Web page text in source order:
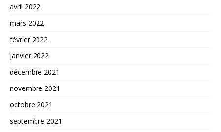
avril 2022
mars 2022
février 2022
janvier 2022
décembre 2021
novembre 2021
octobre 2021
septembre 2021